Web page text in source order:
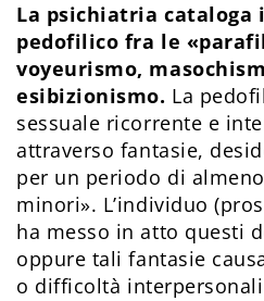
La psichiatria cataloga
pedofilico fra le
voyeurismo,
esibizionismo. La
sessuale ricorrente e
attraverso fantasie,
per un periodo di
minori». L’individuo
ha messo in atto questi
oppure tali fantasie
o difficoltà